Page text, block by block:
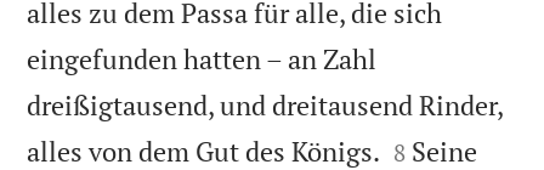
alles zu dem Passa für alle, die sich
eingefunden hatten – an Zahl
dreißigtausend, und dreitausend Rinder,
alles von dem Gut des Königs. 

8 Seine